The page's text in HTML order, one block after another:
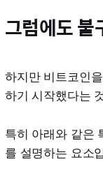
그럼에도 불
하지만 비트코인
하기 시작했다는
특히 아래와 같은
를 설명하는 요소